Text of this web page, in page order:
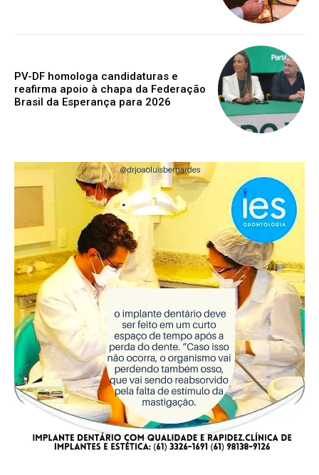
PV-DF homologa candidaturas e
reafirma apoio à chapa da Federação
Brasil da Esperança para 2026